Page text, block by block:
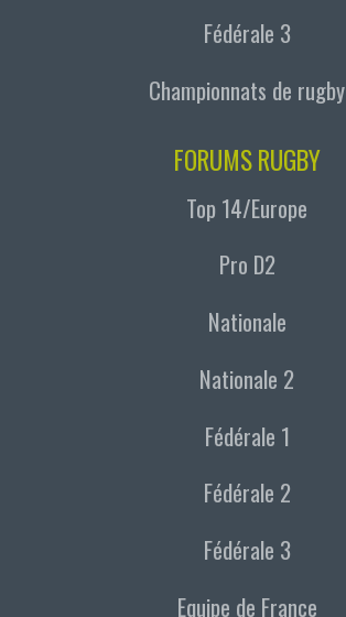
Fédérale 3
Championnats de rugby
FORUMS RUGBY
Top 14/Europe
Pro D2
Nationale
Nationale 2
Fédérale 1
Fédérale 2
Fédérale 3
Equipe de France